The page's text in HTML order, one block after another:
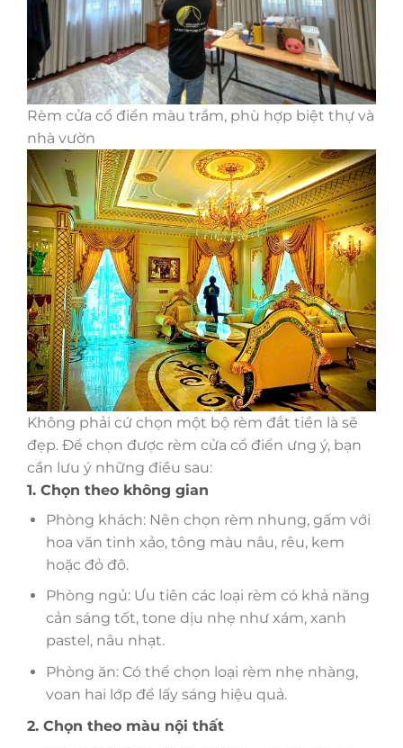
Rèm cửa cổ điển màu trầm, phù hợp biệt thự và
nhà vườn
Không phải cứ chọn một bộ rèm đắt tiền là sẽ
đẹp. Để chọn được rèm cửa cổ điển ưng ý, bạn
cần lưu ý những điều sau:
1. Chọn theo không gian
Phòng khách: Nên chọn rèm nhung, gấm với
hoa văn tinh xảo, tông màu nâu, rêu, kem
hoặc đỏ đô.
Phòng ngủ: Ưu tiên các loại rèm có khả năng
cản sáng tốt, tone dịu nhẹ như xám, xanh
pastel, nâu nhạt.
Phòng ăn: Có thể chọn loại rèm nhẹ nhàng,
voan hai lớp để lấy sáng hiệu quả.
2. Chọn theo màu nội thất